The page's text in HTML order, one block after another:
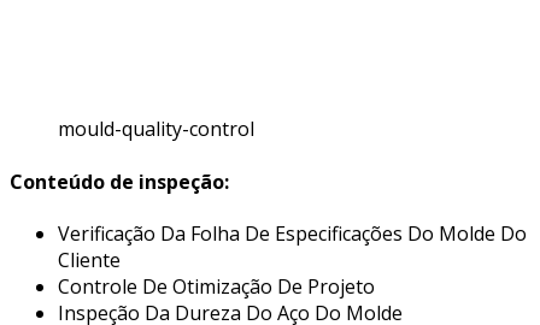
mould-quality-control
Conteúdo de inspeção:
Verificação Da Folha De Especificações Do Molde Do
Cliente
Controle De Otimização De Projeto
Inspeção Da Dureza Do Aço Do Molde